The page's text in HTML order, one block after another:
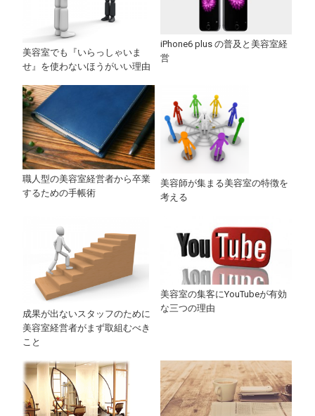
美容室でも『いらっしゃいま
せ』を使わないほうがいい理由
iPhone6 plus の普及と美容室経
営
職人型の美容室経営者から卒業
するための手帳術
美容師が集まる美容室の特徴を
考える
成果が出ないスタッフのために
美容室経営者がまず取組むべき
こと
美容室の集客にYouTubeが有効
な三つの理由